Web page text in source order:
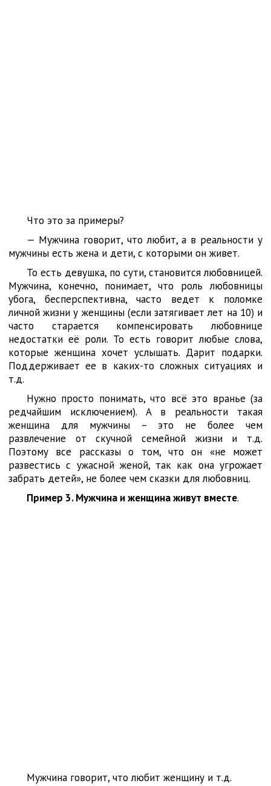
Что это за примеры?
— Мужчина говорит, что любит, а в реальности у
мужчины есть жена и дети, с которыми он живет.
То есть девушка, по сути, становится любовницей.
Мужчина, конечно, понимает, что роль любовницы
убога, бесперспективна, часто ведет к поломке
личной жизни у женщины (если затягивает лет на 10) и
часто старается компенсировать любовнице
недостатки её роли. То есть говорит любые слова,
которые женщина хочет услышать. Дарит подарки.
Поддерживает ее в каких-то сложных ситуациях и
т.д.
Нужно просто понимать, что всё это вранье (за
редчайшим исключением). А в реальности такая
женщина для мужчины – это не более чем
развлечение от скучной семейной жизни и т.д.
Поэтому все рассказы о том, что он «не может
развестись с ужасной женой, так как она угрожает
забрать детей», не более чем сказки для любовниц.
Пример 3. Мужчина и женщина живут вместе.
Мужчина говорит, что любит женщину и т.д.